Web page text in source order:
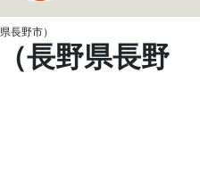
長野市）
長野県長野